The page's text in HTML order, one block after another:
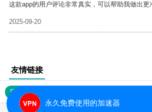
这款app的用户评论非常真实，可以帮助我做出更
2025-09-20
友情链接
网站地图
永久免费使用的加速器